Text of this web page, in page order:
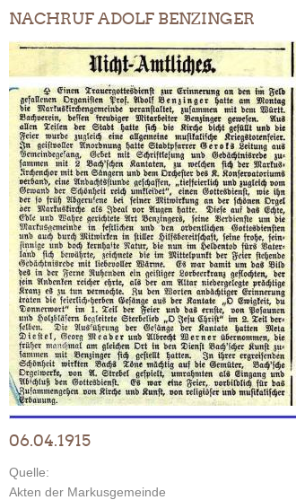
NACHRUF ADOLF BENZINGER
06.04.1915
Quelle:
Akten der Markusgemeinde